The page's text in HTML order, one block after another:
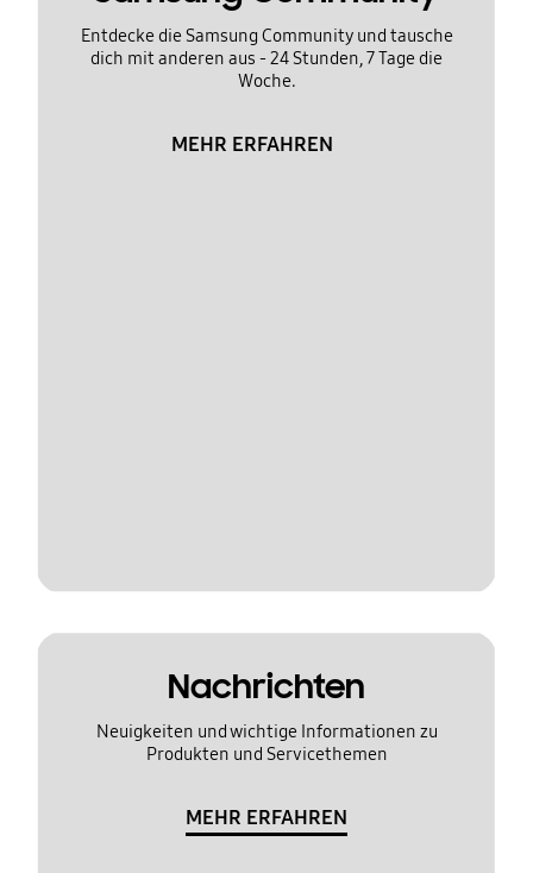
Entdecke die Samsung Community und tausche
dich mit anderen aus - 24 Stunden, 7 Tage die
Woche.
MEHR ERFAHREN
Nachrichten
Neuigkeiten und wichtige Informationen zu
Produkten und Servicethemen
MEHR ERFAHREN